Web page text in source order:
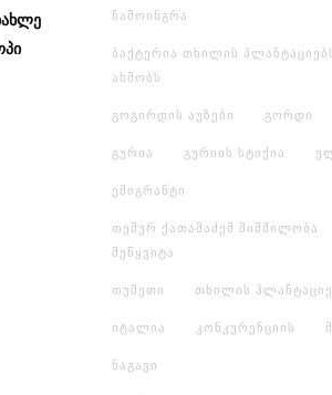
ჩამოინგრა
ბაქტერია თხილის
ახმობს
გოგირდის აუზები გორდი
გურია გურიის სტიქია
ემიგრანტი
თემურ ქათამაძემ შიმშილობა
შეწყვიტა
თუშეთი თხილის
იტალია კონკურენციის
ნაგავი